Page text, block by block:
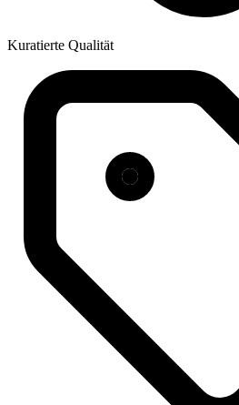
Kuratierte Qualität